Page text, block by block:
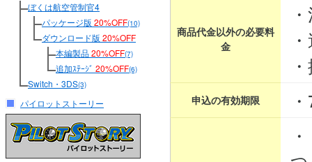
ぼくは航空管制官4
パッケージ版 20%OFF(10)
ダウンロード版 20%OFF
本編製品20%OFF(7)
追加ｽﾃｰｼﾞ 20%OFF(6)
Switch・3DS(3)
パイロットストーリー
商品代金以外の必要料
金
申込の有効期限